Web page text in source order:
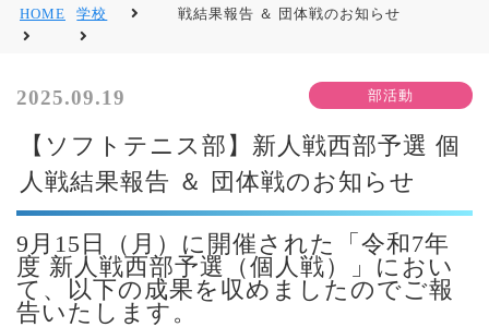
HOME
学校
戦結果報告 ＆ 団体戦のお知らせ
2025.09.19
【ソフトテニス部】新人戦西部予選 個
人戦結果報告 ＆ 団体戦のお知らせ
9月15日（月）に開催された「令和7年
度 新人戦西部予選（個人戦）」におい
て、以下の成果を収めましたのでご報
告いたします。